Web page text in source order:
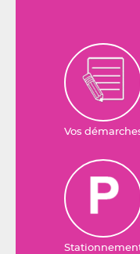
Vos